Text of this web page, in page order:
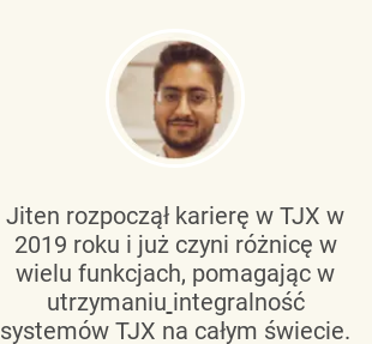
Jiten rozpoczął karierę w TJX w
2019 roku i już czyni różnicę w
wielu funkcjach, pomagając w
utrzymaniu integralność
systemów TJX na całym świecie.